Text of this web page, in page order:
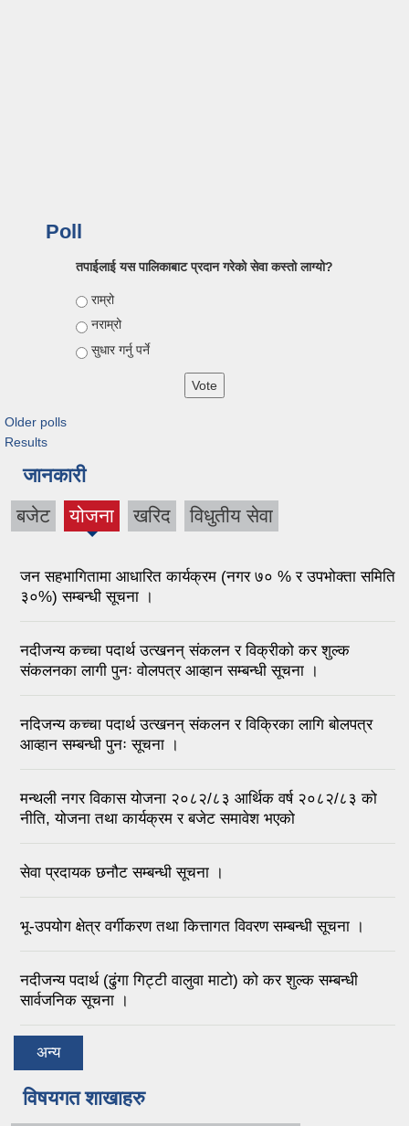
Poll
तपाईलाई यस पालिकाबाट प्रदान गरेको सेवा कस्तो लाग्यो?
Choices
राम्रो
नराम्रो
सुधार गर्नु पर्ने
Older polls
Results
जानकारी
बजेट योजना खरिद विधुतीय सेवा
जन सहभागितामा आधारित कार्यक्रम (नगर ७० % र उपभोक्ता समिति
३०%) सम्बन्धी सूचना ।
नदीजन्य कच्चा पदार्थ उत्खनन् संकलन र विक्रीको कर शुल्क
संकलनका लागी पुनः वोलपत्र आव्हान सम्बन्धी सूचना ।
नदिजन्य कच्चा पदार्थ उत्खनन् संकलन र विक्रिका लागि बोलपत्र
आव्हान सम्बन्धी पुनः सूचना ।
मन्थली नगर विकास योजना २०८२/८३ आर्थिक वर्ष २०८२/८३ को
नीति, योजना तथा कार्यक्रम र बजेट समावेश भएको
सेवा प्रदायक छनौट सम्बन्धी सूचना ।
भू-उपयोग क्षेत्र वर्गीकरण तथा कित्तागत विवरण सम्बन्धी सूचना ।
नदीजन्य पदार्थ (ढुंगा गिट्टी वालुवा माटो) को कर शुल्क सम्बन्धी
सार्वजनिक सूचना ।
अन्य
विषयगत शाखाहरु